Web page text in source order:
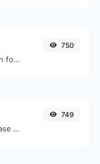
Generate a SHA-3/512 hash for any string input.
750
Inverta as letras em uma frase ou parágrafo com facilidade.
749